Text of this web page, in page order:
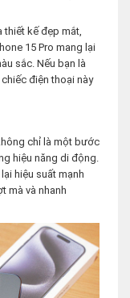
thiết kế đẹp mắt,
15 Pro mang lại
sắc. Nếu bạn là
điện thoại này
chỉ là một bước
hiệu năng di động.
hiệu suất mạnh
mà và nhanh